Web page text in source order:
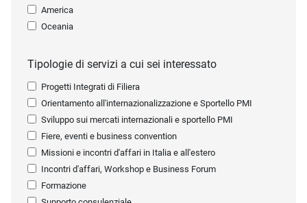
America
Oceania
Tipologie di servizi a cui sei interessato
Progetti Integrati di Filiera
Orientamento all'internazionalizzazione e Sportello PMI
Sviluppo sui mercati internazionali e sportello PMI
Fiere, eventi e business convention
Missioni e incontri d'affari in Italia e all'estero
Incontri d'affari, Workshop e Business Forum
Formazione